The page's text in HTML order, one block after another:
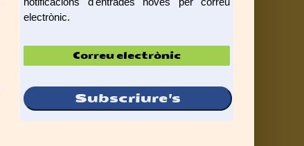
electrònic.
electrònic
Subscriure's